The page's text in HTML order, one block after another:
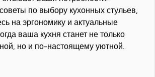
по выбору кухонных стульев,
на эргономику и актуальные
ваша кухня станет не только
но и по-настоящему уютной.